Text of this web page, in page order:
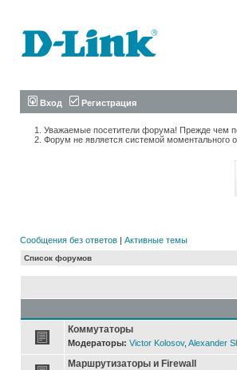
Вход Регистрация
Уважаемые посетители форума! Прежде чем
Форум не является системой моментального
Сообщения без ответов | Активные темы
Список форумов
Коммутаторы
Модераторы: Victor Kolosov, Alexander
Маршрутизаторы и Firewall